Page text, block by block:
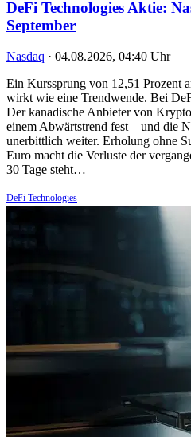
DeFi Technologies Aktie:
September
Nasdaq · 04.08.2026, 04:40 Uhr
Ein Kurssprung von 12,51 Prozent
wirkt wie eine Trendwende. Bei
Der kanadische Anbieter von
einem Abwärtstrend fest – und die
unerbittlich weiter. Erholung ohne
Euro macht die Verluste der
30 Tage steht…
DeFi Technologies